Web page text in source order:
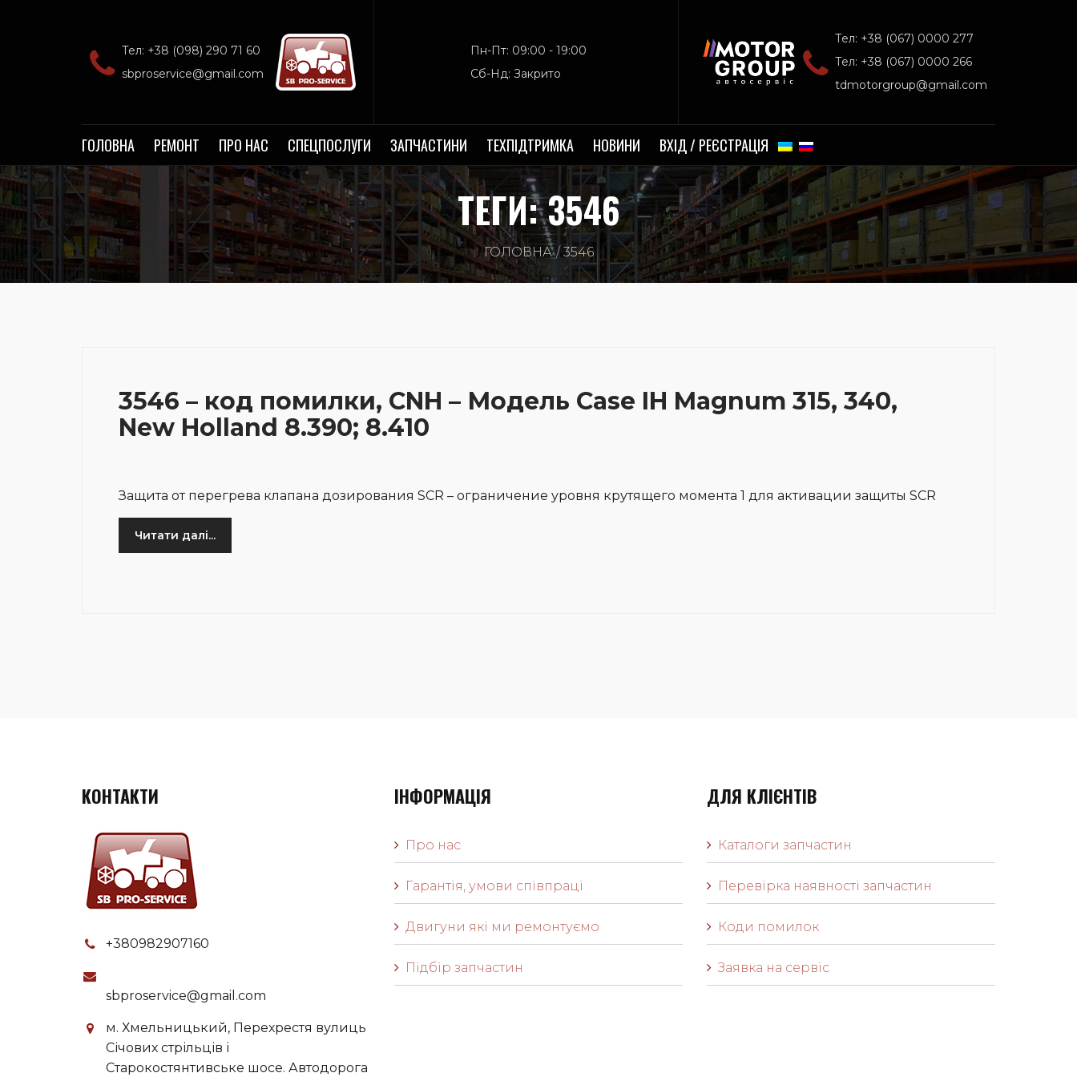
Тел: +38 (098) 290 71 60‬
sbproservice@gmail.com
Пн-Пт: 09:00 - 19:00
Сб-Нд: Закрито
Тел: +38 (067) 0000 277
Тел: +38 (067) 0000 266
tdmotorgroup@gmail.com
ГОЛОВНА РЕМОНТ ПРО НАС СПЕЦПОСЛУГИ ЗАПЧАСТИНИ ТЕХПІДТРИМКА НОВИНИ ВХІД / РЕЄСТРАЦІЯ
ТЕГИ: 3546
ГОЛОВНА 3546
3546 – код помилки, CNH – Модель Case IH Magnum 315, 340,
New Holland 8.390; 8.410
Защита от перегрева клапана дозирования SCR – ограничение уровня крутящего момента 1 для активации защиты SCR
Читати далі...
КОНТАКТИ
+380982907160
sbproservice@gmail.com
м. Хмельницький, Перехрестя вулиць
Січових стрільців і
Старокостянтивське шосе. Автодорога
ІНФОРМАЦІЯ
Про нас
Гарантія, умови співпраці
Двигуни які ми ремонтуємо
Підбір запчастин
ДЛЯ КЛІЄНТІВ
Каталоги запчастин
Перевірка наявності запчастин
Коди помилок
Заявка на сервіс